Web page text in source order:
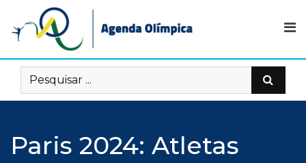
content
Paris 2024: Atletas